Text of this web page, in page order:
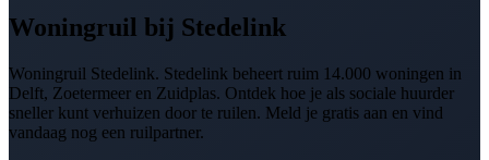
Woningruil bij Stedelink
Woningruil Stedelink. Stedelink beheert ruim 14.000 woningen in
Delft, Zoetermeer en Zuidplas. Ontdek hoe je als sociale huurder
sneller kunt verhuizen door te ruilen. Meld je gratis aan en vind
vandaag nog een ruilpartner.